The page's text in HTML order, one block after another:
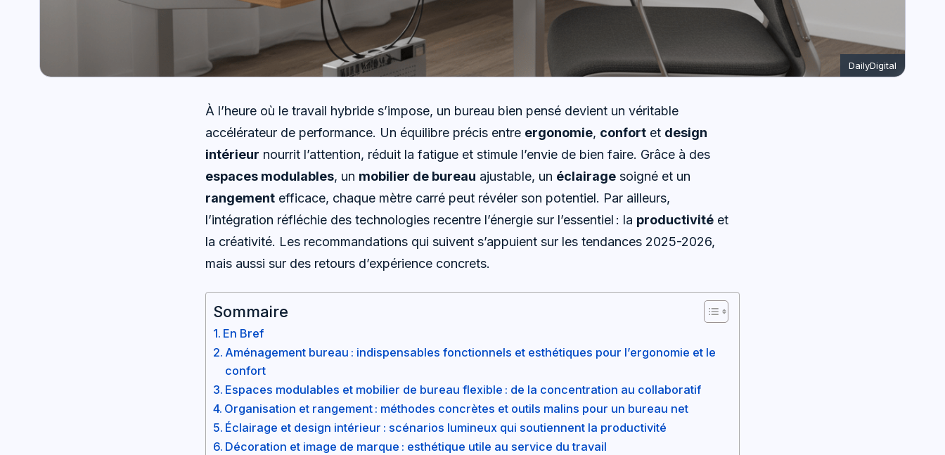
DailyDigital
À l’heure où le travail hybride s’impose, un bureau bien pensé devient un véritable
accélérateur de performance. Un équilibre précis entre ergonomie, confort et design
intérieur nourrit l’attention, réduit la fatigue et stimule l’envie de bien faire. Grâce à des
espaces modulables, un mobilier de bureau ajustable, un éclairage soigné et un
rangement efficace, chaque mètre carré peut révéler son potentiel. Par ailleurs,
l’intégration réfléchie des technologies recentre l’énergie sur l’essentiel : la productivité et
la créativité. Les recommandations qui suivent s’appuient sur les tendances 2025-2026,
mais aussi sur des retours d’expérience concrets.
Sommaire
En Bref
Aménagement bureau : indispensables fonctionnels et esthétiques pour l’ergonomie et le
confort
Espaces modulables et mobilier de bureau flexible : de la concentration au collaboratif
Organisation et rangement : méthodes concrètes et outils malins pour un bureau net
Éclairage et design intérieur : scénarios lumineux qui soutiennent la productivité
Décoration et image de marque : esthétique utile au service du travail